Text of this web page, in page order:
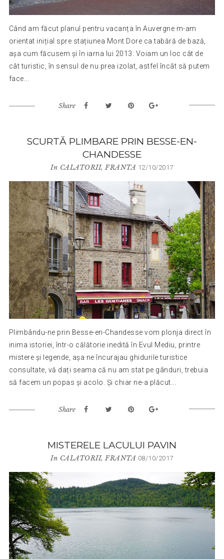
Când am făcut planul pentru vacanța în Auvergne m-am
orientat inițial spre stațiunea Mont Dore ca tabără de bază,
așa cum făcusem și în iarna lui 2013. Voiam un loc cât de
cât turistic, în sensul de nu prea izolat, astfel încât să putem
face...
Share
SCURTĂ PLIMBARE PRIN BESSE-EN-
CHANDESSE
In CALATORII,FRANTA 12/10/2017
Plimbându-ne prin Besse-en-Chandesse vom plonja direct în
inima istoriei, într-o călătorie inedită în Evul Mediu, printre
mistere și legende, așa ne încurajau ghidurile turistice
consultate, vă dați seama că nu am stat pe gânduri, trebuia
să facem un popas și acolo. Și chiar ne-a plăcut...
Share
MISTERELE LACULUI PAVIN
In CALATORII,FRANTA 08/10/2017